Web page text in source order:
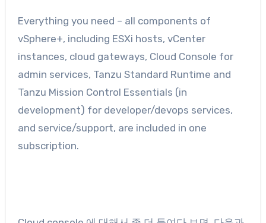
Everything you need – all components of
vSphere+, including ESXi hosts, vCenter
instances, cloud gateways, Cloud Console for
admin services, Tanzu Standard Runtime and
Tanzu Mission Control Essentials (in
development) for developer/devops services,
and service/support, are included in one
subscription.